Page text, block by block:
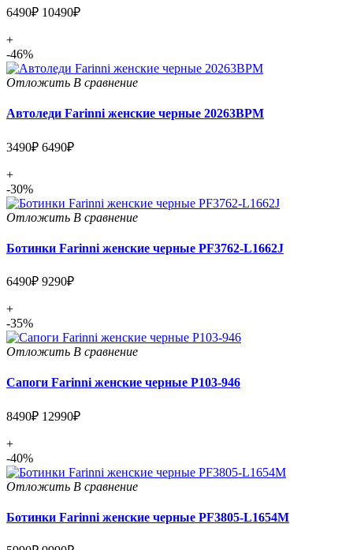
6490₽ 10490₽
+
-46%
Отложить В сравнение
Автоледи Farinni женские черные 20263BPM
3490₽ 6490₽
+
-30%
Отложить В сравнение
Ботинки Farinni женские черные PF3762-L1662J
6490₽ 9290₽
+
-35%
Отложить В сравнение
Сапоги Farinni женские черные P103-946
8490₽ 12990₽
+
-40%
Отложить В сравнение
Ботинки Farinni женские черные PF3805-L1654M